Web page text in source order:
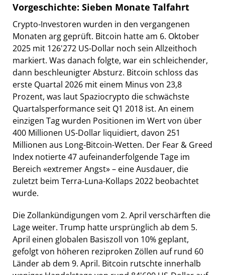
Vorgeschichte: Sieben Monate Talfahrt
Crypto-Investoren wurden in den vergangenen
Monaten arg geprüft. Bitcoin hatte am 6. Oktober
2025 mit 126'272 US-Dollar noch sein Allzeithoch
markiert. Was danach folgte, war ein schleichender,
dann beschleunigter Absturz. Bitcoin schloss das
erste Quartal 2026 mit einem Minus von 23,8
Prozent, was laut Spaziocrypto die schwächste
Quartalsperformance seit Q1 2018 ist. An einem
einzigen Tag wurden Positionen im Wert von über
400 Millionen US-Dollar liquidiert, davon 251
Millionen aus Long-Bitcoin-Wetten. Der Fear & Greed
Index notierte 47 aufeinanderfolgende Tage im
Bereich «extremer Angst» – eine Ausdauer, die
zuletzt beim Terra-Luna-Kollaps 2022 beobachtet
wurde.
Die Zollankündigungen vom 2. April verschärften die
Lage weiter. Trump hatte ursprünglich ab dem 5.
April einen globalen Basiszoll von 10% geplant,
gefolgt von höheren reziproken Zöllen auf rund 60
Länder ab dem 9. April. Bitcoin rutschte innerhalb